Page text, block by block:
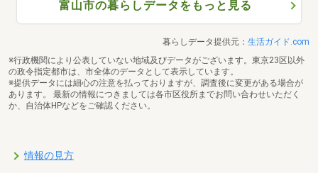
富山市の暮らしデータをもっと見る
暮らしデータ提供元： 生活ガイド.com
※行政機関により公表していない地域及びデータがございます。東京23区以外
の政令指定都市は、市全体のデータとして表示しています。
※提供データには細心の注意を払っておりますが、調査後に変更がある場合が
あります。 最新の情報につきましては各市区役所までお問い合わせいただく
か、自治体HPなどをご確認ください。
情報の見方